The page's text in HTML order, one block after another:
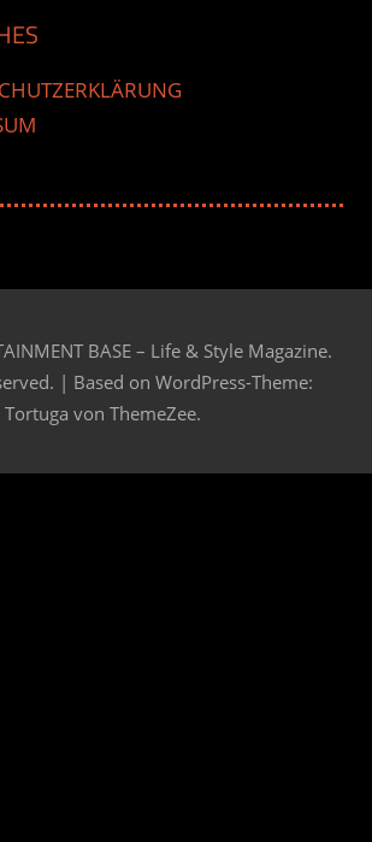
BASE – Life & Style Magazine.
| Based on WordPress-Theme:
Tortuga von ThemeZee.